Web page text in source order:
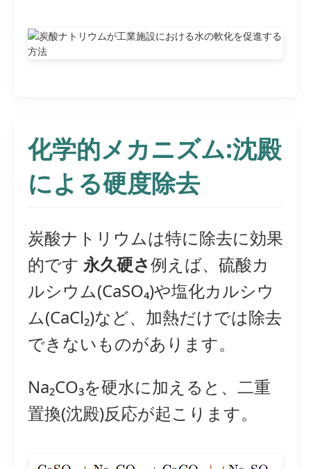
化学的メカニズム:沈殿
による硬度除去
炭酸ナトリウムは特に除去に効果
的です 永久硬さ例えば、硫酸カ
ルシウム(CaSO₄)や塩化カルシウ
ム(CaCl₂)など、加熱だけでは除去
できないものがあります。
Na₂CO₃を硬水に加えると、二重
置換(沈殿)反応が起こります。